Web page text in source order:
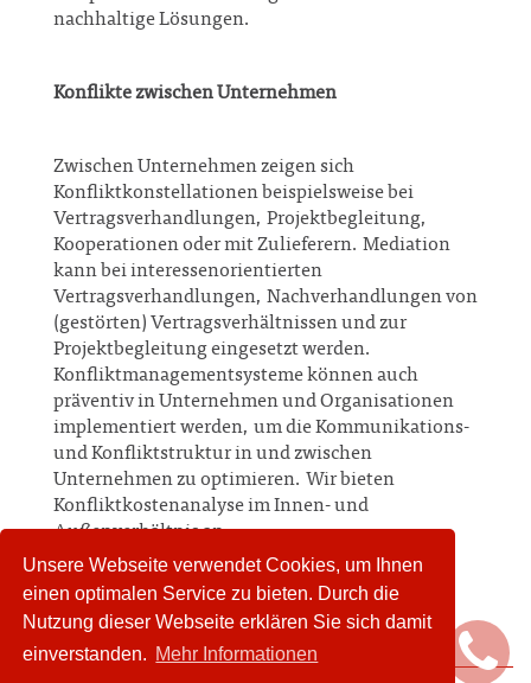
Unsere Webseite verwendet Cookies, um Ihnen
einen optimalen Service zu bieten. Durch die
Nutzung dieser Webseite erklären Sie sich damit
einverstanden. Mehr Informationen
nachhaltige Lösungen.
Konflikte zwischen Unternehmen
Zwischen Unternehmen zeigen sich
Konfliktkonstellationen beispielsweise bei
Vertragsverhandlungen, Projektbegleitung,
Kooperationen oder mit Zulieferern. Mediation
kann bei interessenorientierten
Vertragsverhandlungen, Nachverhandlungen von
(gestörten) Vertragsverhältnissen und zur
Projektbegleitung eingesetzt werden.
Konfliktmanagementsysteme können auch
präventiv in Unternehmen und Organisationen
implementiert werden, um die Kommunikations-
und Konfliktstruktur in und zwischen
Unternehmen zu optimieren. Wir bieten
Konfliktkostenanalyse im Innen- und
Außenverhältnis an.